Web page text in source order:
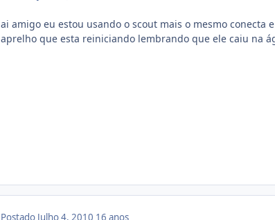
ai amigo eu estou usando o scout mais o mesmo conecta
aprelho que esta reiniciando lembrando que ele caiu na
Postado Julho 4, 2010 16 anos